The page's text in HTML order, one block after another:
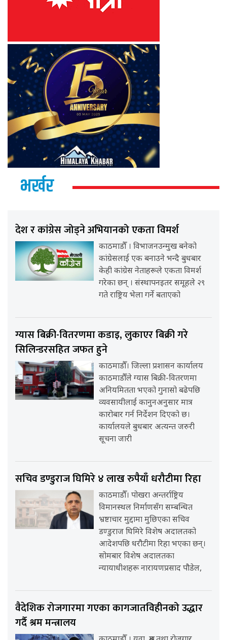
भर्खर
देश र कांग्रेस जोड्ने अभियानको एकता विमर्श
काठमाडौँ । विभाजनउन्मुख बनेको
कांग्रेसलाई एक बनाउने भन्दै बुधबार
केही कांग्रेस नेताहरूले एकता विमर्श
गरेका छन् । संस्थापनइतर समूहले २९
गते राष्ट्रिय भेला गर्ने बताएको
ग्यास बिक्री-वितरणमा कडाइ, लुकाएर बिक्री गरे
सिलिन्डरसहित जफत हुने
काठमाडौँ। जिल्ला प्रशासन कार्यालय
काठमाडौँले ग्यास बिक्री-वितरणमा
अनियमितता भएको गुनासो बढेपछि
व्यवसायीलाई कानुनअनुसार मात्र
कारोबार गर्न निर्देशन दिएको छ।
कार्यालयले बुधबार अत्यन्त जरुरी
सूचना जारी
सचिव डण्डुराज घिमिरे ४ लाख रुपैयाँ धरौटीमा रिहा
काठमाडौँ। पोखरा अन्तर्राष्ट्रिय
विमानस्थल निर्माणसँग सम्बन्धित
भ्रष्टाचार मुद्दामा मुछिएका सचिव
डण्डुराज घिमिरे विशेष अदालतको
आदेशपछि धरौटीमा रिहा भएका छन्।
सोमबार विशेष अदालतका
न्यायाधीशहरू नारायणप्रसाद पौडेल,
वैदेशिक रोजगारमा गएका कागजातविहीनको उद्धार
गर्दै श्रम मन्त्रालय